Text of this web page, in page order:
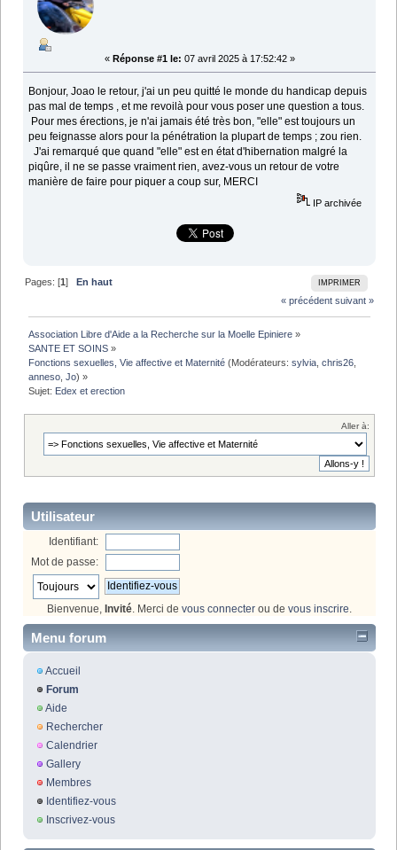
« Réponse #1 le: 07 avril 2025 à 17:52:42 »
Bonjour, Joao le retour, j'ai un peu quitté le monde du handicap depuis
pas mal de temps , et me revoilà pour vous poser une question a tous.
Pour mes érections, je n'ai jamais été très bon, "elle" est toujours un
peu feignasse alors pour la pénétration la plupart de temps ; zou rien.
J'ai remarqué que quand "elle" est en état d'hibernation malgré la
piqûre, il ne se passe vraiment rien, avez-vous un retour de votre
manière de faire pour piquer a coup sur, MERCI
IP archivée
IMPRIMER
Pages: [1]En haut
« précédent suivant »
Association Libre d'Aide a la Recherche sur la Moelle Epiniere »
SANTE ET SOINS »
Fonctions sexuelles, Vie affective et Maternité (Modérateurs:sylvia ,chris26
anneso ,Jo) »
Sujet: Edex et erection
Aller à:
Utilisateur
Identifiant:
Mot de passe:
Bienvenue, Invité. Merci de vous connecter ou de vous inscrire.
Menu forum
Accueil
Forum
Aide
Rechercher
Calendrier
Gallery
Membres
Identifiez-vous
Inscrivez-vous